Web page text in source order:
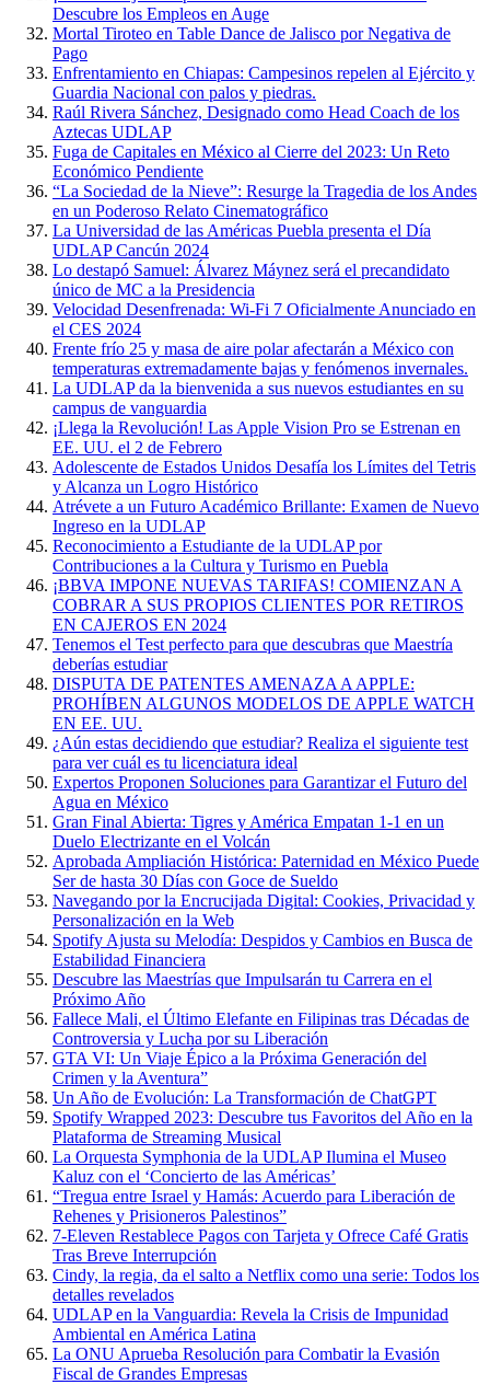
Descubre los Empleos en Auge
Mortal Tiroteo en Table Dance de Jalisco por Negativa de
Pago
Enfrentamiento en Chiapas: Campesinos repelen al Ejército y
Guardia Nacional con palos y piedras.
Raúl Rivera Sánchez, Designado como Head Coach de los
Aztecas UDLAP
Fuga de Capitales en México al Cierre del 2023: Un Reto
Económico Pendiente
“La Sociedad de la Nieve”: Resurge la Tragedia de los Andes
en un Poderoso Relato Cinematográfico
La Universidad de las Américas Puebla presenta el Día
UDLAP Cancún 2024
Lo destapó Samuel: Álvarez Máynez será el precandidato
único de MC a la Presidencia
Velocidad Desenfrenada: Wi-Fi 7 Oficialmente Anunciado en
el CES 2024
Frente frío 25 y masa de aire polar afectarán a México con
temperaturas extremadamente bajas y fenómenos invernales.
La UDLAP da la bienvenida a sus nuevos estudiantes en su
campus de vanguardia
¡Llega la Revolución! Las Apple Vision Pro se Estrenan en
EE. UU. el 2 de Febrero
Adolescente de Estados Unidos Desafía los Límites del Tetris
y Alcanza un Logro Histórico
Atrévete a un Futuro Académico Brillante: Examen de Nuevo
Ingreso en la UDLAP
Reconocimiento a Estudiante de la UDLAP por
Contribuciones a la Cultura y Turismo en Puebla
¡BBVA IMPONE NUEVAS TARIFAS! COMIENZAN A
COBRAR A SUS PROPIOS CLIENTES POR RETIROS
EN CAJEROS EN 2024
Tenemos el Test perfecto para que descubras que Maestría
deberías estudiar
DISPUTA DE PATENTES AMENAZA A APPLE:
PROHÍBEN ALGUNOS MODELOS DE APPLE WATCH
EN EE. UU.
¿Aún estas decidiendo que estudiar? Realiza el siguiente test
para ver cuál es tu licenciatura ideal
Expertos Proponen Soluciones para Garantizar el Futuro del
Agua en México
Gran Final Abierta: Tigres y América Empatan 1-1 en un
Duelo Electrizante en el Volcán
Aprobada Ampliación Histórica: Paternidad en México Puede
Ser de hasta 30 Días con Goce de Sueldo
Navegando por la Encrucijada Digital: Cookies, Privacidad y
Personalización en la Web
Spotify Ajusta su Melodía: Despidos y Cambios en Busca de
Estabilidad Financiera
Descubre las Maestrías que Impulsarán tu Carrera en el
Próximo Año
Fallece Mali, el Último Elefante en Filipinas tras Décadas de
Controversia y Lucha por su Liberación
GTA VI: Un Viaje Épico a la Próxima Generación del
Crimen y la Aventura”
Un Año de Evolución: La Transformación de ChatGPT
Spotify Wrapped 2023: Descubre tus Favoritos del Año en la
Plataforma de Streaming Musical
La Orquesta Symphonia de la UDLAP Ilumina el Museo
Kaluz con el ‘Concierto de las Américas’
“Tregua entre Israel y Hamás: Acuerdo para Liberación de
Rehenes y Prisioneros Palestinos”
7-Eleven Restablece Pagos con Tarjeta y Ofrece Café Gratis
Tras Breve Interrupción
Cindy, la regia, da el salto a Netflix como una serie: Todos los
detalles revelados
UDLAP en la Vanguardia: Revela la Crisis de Impunidad
Ambiental en América Latina
La ONU Aprueba Resolución para Combatir la Evasión
Fiscal de Grandes Empresas